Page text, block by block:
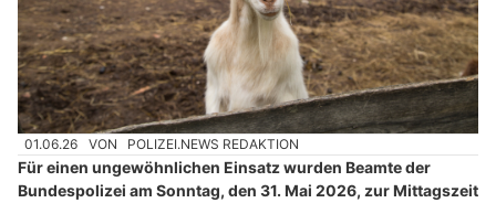
01.06.26 VON POLIZEI.NEWS REDAKTION
Für einen ungewöhnlichen Einsatz wurden Beamte der
Bundespolizei am Sonntag, den 31. Mai 2026, zur Mittagszeit